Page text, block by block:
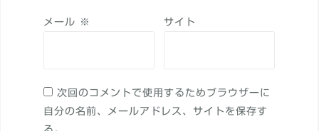
メール ※ サイト
次回のコメントで使用するためブラウザーに
自分の名前、メールアドレス、サイトを保存す